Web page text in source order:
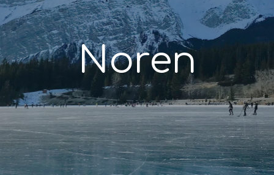
Noren